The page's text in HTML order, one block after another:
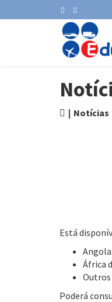
Notícias
Está
Angola
África
Poderá